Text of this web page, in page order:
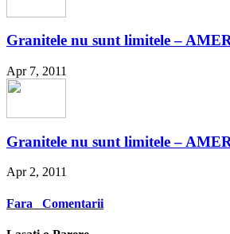
Granitele nu sunt limitele –
Apr 7, 2011
Granitele nu sunt limitele –
Apr 2, 2011
Fara Comentarii